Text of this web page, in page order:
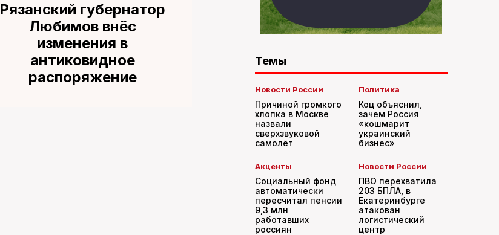
Рязанский губернатор
Любимов внёс
изменения в
антиковидное
распоряжение
Темы
Новости России
Причиной громкого
хлопка в Москве
назвали
сверхзвуковой
самолёт
Политика
Коц объяснил,
зачем Россия
«кошмарит
украинский
бизнес»
Акценты
Социальный фонд
автоматически
пересчитал пенсии
9,3 млн
работавших
россиян
Новости России
ПВО перехватила
203 БПЛА, в
Екатеринбурге
атакован
логистический
центр